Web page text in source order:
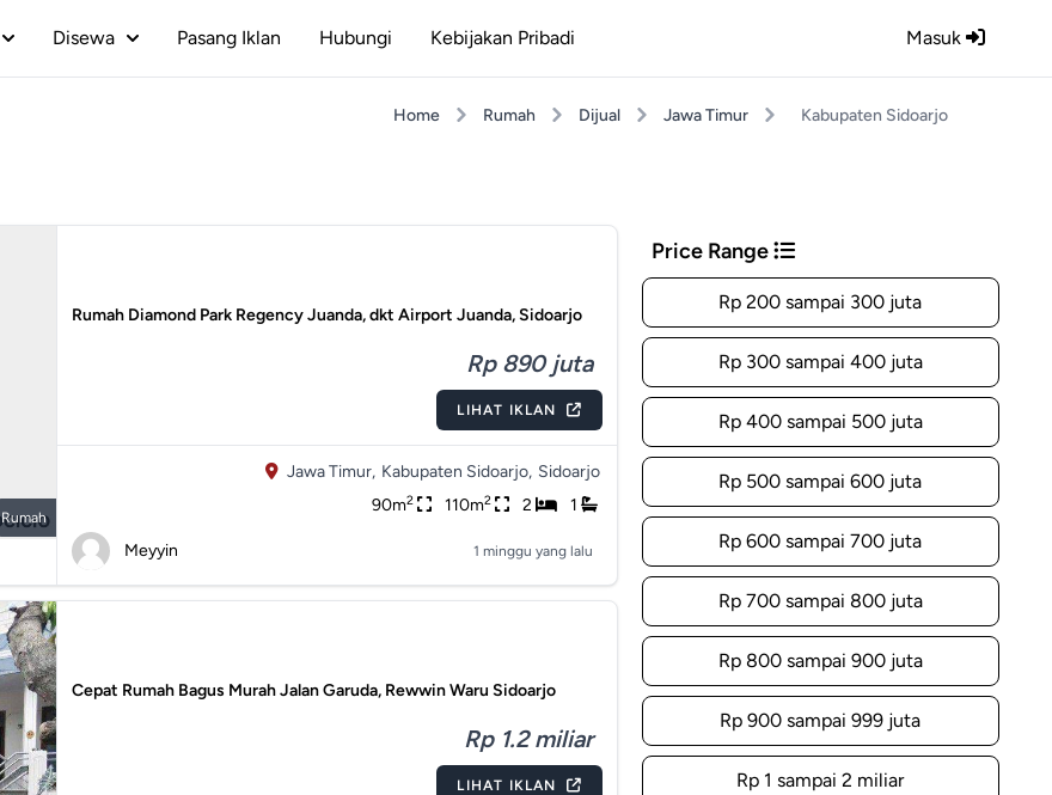
Masuk
Disewa Pasang Iklan Hubungi Kebijakan Pribadi
Home Rumah Dijual Jawa Timur Kabupaten Sidoarjo
Rumah
Rumah Diamond Park Regency Juanda, dkt Airport Juanda, Sidoarjo
Rp 890 juta
LIHAT IKLAN
Jawa Timur, Kabupaten Sidoarjo, Sidoarjo
90m2 110m2 2 1
Meyyin 1 minggu yang lalu
Cepat Rumah Bagus Murah Jalan Garuda, Rewwin Waru Sidoarjo
Rp 1.2 miliar
LIHAT IKLAN
Price Range
Rp 200 sampai 300 juta
Rp 300 sampai 400 juta
Rp 400 sampai 500 juta
Rp 500 sampai 600 juta
Rp 600 sampai 700 juta
Rp 700 sampai 800 juta
Rp 800 sampai 900 juta
Rp 900 sampai 999 juta
Rp 1 sampai 2 miliar